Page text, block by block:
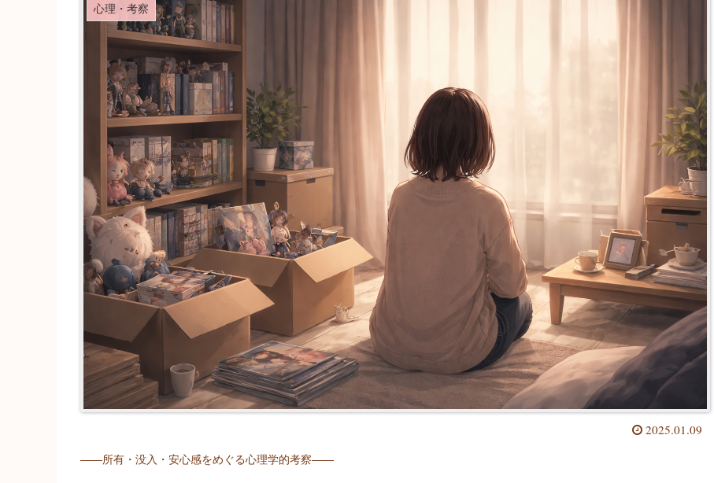
心理・考察
2025.01.09
――所有・没入・安心感をめぐる心理学的考察――